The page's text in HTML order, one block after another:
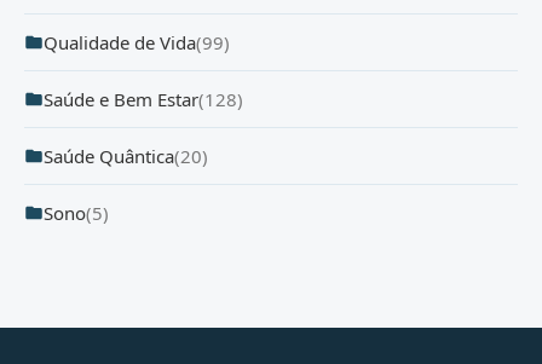
Qualidade de Vida(99)
Saúde e Bem Estar(128)
Saúde Quântica(20)
Sono(5)